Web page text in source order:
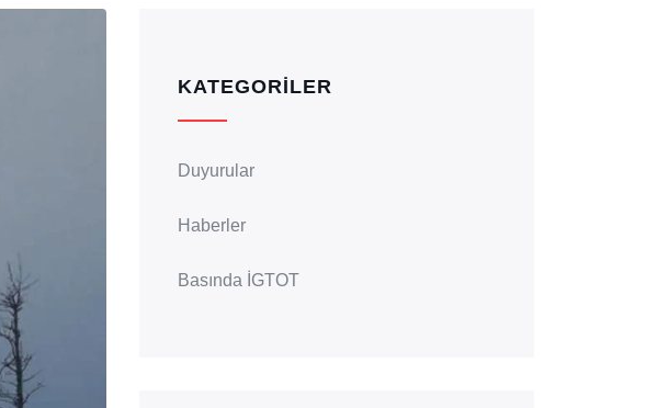
KATEGORILER
Duyurular
Haberler
Basında İGTOT